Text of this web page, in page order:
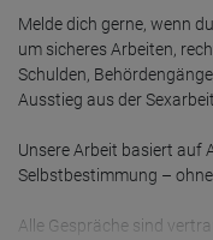
Melde dich gerne, wenn
um sicheres Arbeiten,
Schulden,
Ausstieg aus der
Unsere Arbeit basiert auf
Selbstbestimmung –
Alle Gespräche sind